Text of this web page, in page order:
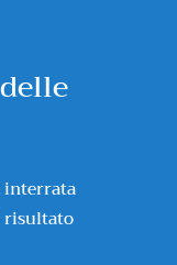
interrata
risultato